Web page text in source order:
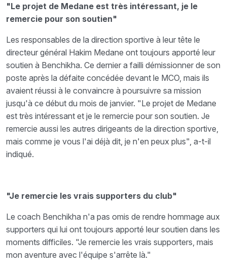
"Le projet de Medane est très intéressant, je le
remercie pour son soutien"
Les responsables de la direction sportive à leur tête le
directeur général Hakim Medane ont toujours apporté leur
soutien à Benchikha. Ce dernier a failli démissionner de son
poste après la défaite concédée devant le MCO, mais ils
avaient réussi à le convaincre à poursuivre sa mission
jusqu'à ce début du mois de janvier. "Le projet de Medane
est très intéressant et je le remercie pour son soutien. Je
remercie aussi les autres dirigeants de la direction sportive,
mais comme je vous l'ai déjà dit, je n'en peux plus", a-t-il
indiqué.
"Je remercie les vrais supporters du club"
Le coach Benchikha n'a pas omis de rendre hommage aux
supporters qui lui ont toujours apporté leur soutien dans les
moments difficiles. "Je remercie les vrais supporters, mais
mon aventure avec l'équipe s'arrête là."